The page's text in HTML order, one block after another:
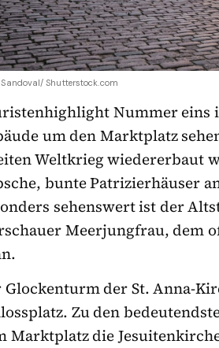
Shutterstock.com
Nummer eins
um den Marktplatz
Weltkrieg wiedererbaut
bunte Patrizierhäuser
sehenswert ist der
Meerjungfrau, dem
Glockenturm der St. Anna-
Zu den
Marktplatz die